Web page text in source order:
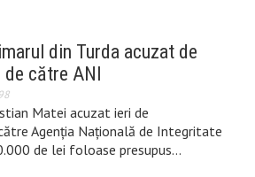
din Turda acuzat de
către ANI
98
Matei acuzat ieri de
Agenția Națională de Integritate
de lei foloase presupus…